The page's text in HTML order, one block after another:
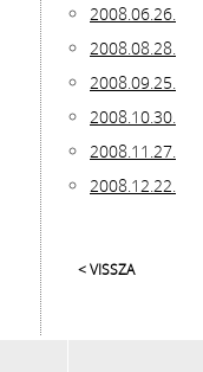
2008.06.26.
2008.08.28.
2008.09.25.
2008.10.30.
2008.11.27.
2008.12.22.
< VISSZA